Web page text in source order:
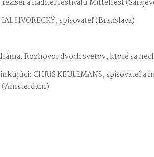
režisér a riaditeľ festivalu Mittelfest
HVORECKÝ, spisovateľ (Bratislava)
Rozhovor dvoch svetov, ktoré sa
CHRIS KEULEMANS, spisovateľ a
(Amsterdam)